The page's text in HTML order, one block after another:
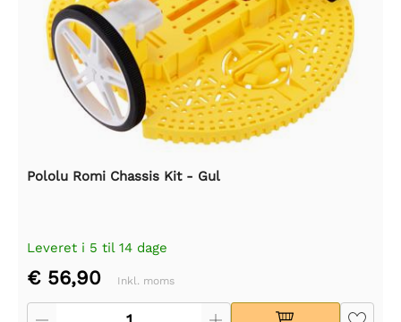
Pololu Romi Chassis Kit - Gul
Leveret i 5 til 14 dage
€ 56,90 Inkl. moms